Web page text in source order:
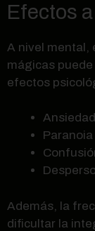
Efectos
A nivel mental,
mágicas
efectos
Ansiedad
Paranoia
Además, la
dificultar la